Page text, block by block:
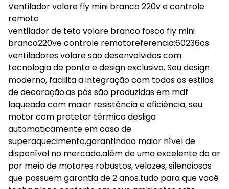
Ventilador volare fly mini branco 220v e controle
remoto
ventilador de teto volare branco fosco fly mini
branco220ve controle remotoreferencia:60236os
ventiladores volare são desenvolvidos com
tecnologia de ponta e design exclusivo. Seu design
moderno, facilita a integração com todos os estilos
de decoração.as pás são produzidas em mdf
laqueada com maior resistência e eficiência, seu
motor com protetor térmico desliga
automaticamente em caso de
superaquecimento,garantindoo maior nível de
disponível no mercado.além de uma excelente do ar
por meio de motores robustos, velozes, silenciosos
que possuem garantia de 2 anos.tudo para que você